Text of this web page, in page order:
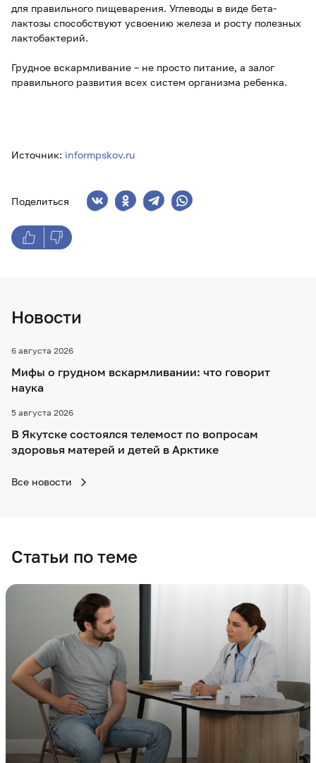
для правильного пищеварения. Углеводы в виде бета-
лактозы способствуют усвоению железа и росту полезных
лактобактерий.
Грудное вскармливание – не просто питание, а залог
правильного развития всех систем организма ребенка.
Источник: informpskov.ru
Поделиться
Новости
6 августа 2026
Мифы о грудном вскармливании: что говорит
наука
5 августа 2026
В Якутске состоялся телемост по вопросам
здоровья матерей и детей в Арктике
Все новости
Статьи по теме